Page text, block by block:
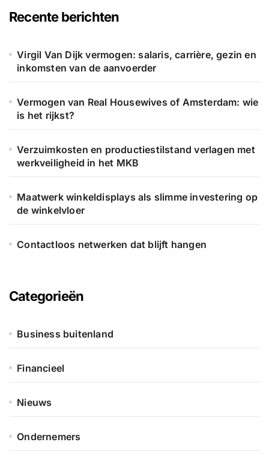
n
n
a
Recente berichten
Virgil Van Dijk vermogen: salaris, carrière, gezin en
inkomsten van de aanvoerder
Vermogen van Real Housewives of Amsterdam: wie
is het rijkst?
Verzuimkosten en productiestilstand verlagen met
werkveiligheid in het MKB
Maatwerk winkeldisplays als slimme investering op
de winkelvloer
Contactloos netwerken dat blijft hangen
Categorieën
Business buitenland
Financieel
Nieuws
Ondernemers